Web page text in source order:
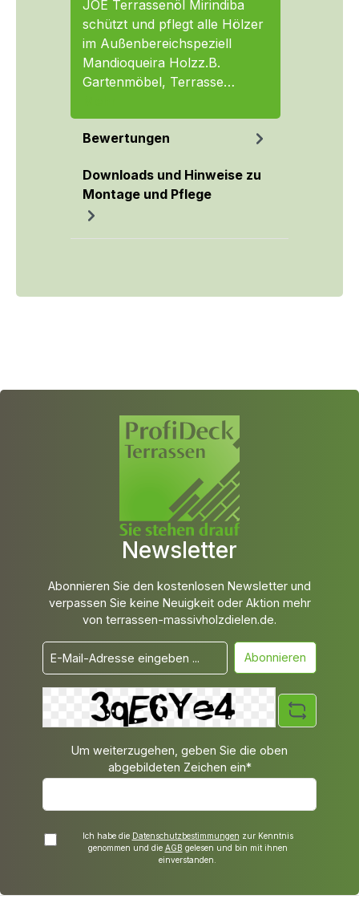
JOE Terrassenöl Mirindiba
schützt und pflegt alle Hölzer
im Außenbereichspeziell
Mandioqueira Holzz.B.
Gartenmöbel, Terrasse…
Bewertungen
Downloads und Hinweise zu
Montage und Pflege
Newsletter
Abonnieren Sie den kostenlosen Newsletter und
verpassen Sie keine Neuigkeit oder Aktion mehr
von terrassen-massivholzdielen.de.
Abonnieren
Um weiterzugehen, geben Sie die oben
abgebildeten Zeichen ein*
Ich habe die Datenschutzbestimmungen zur Kenntnis
genommen und die AGB gelesen und bin mit ihnen
einverstanden.